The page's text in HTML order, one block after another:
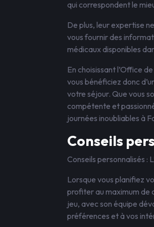
qui correspondent le
De plus, leur expertise
vous fournir des
médicaux disponibles
En choisissant l’Office
vous bénéficiez donc
votre séjour. Que vous
compétente et
journées inoubliables à
Conseils
Conseils personnalisés :
Lorsque vous planifiez
profiter au maximum de
jeu, avec son équipe
préférences et à vos